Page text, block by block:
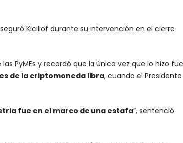
Kicillof durante su intervención en el cierre
PyMEs y recordó que la única vez que lo hizo fue
de la criptomoneda libra, cuando el Presidente
fue en el marco de una estafa”, sentenció